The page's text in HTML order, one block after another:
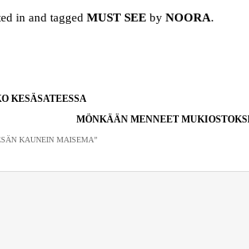
in and taggedMUST SEE byNOORA.
KESÄSATEESSA
MÖNKÄÄN MENNEET
KAUNEIN MAISEMA”